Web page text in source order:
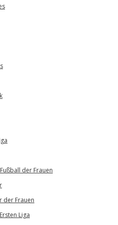
der Frauen
der Frauen
Liga